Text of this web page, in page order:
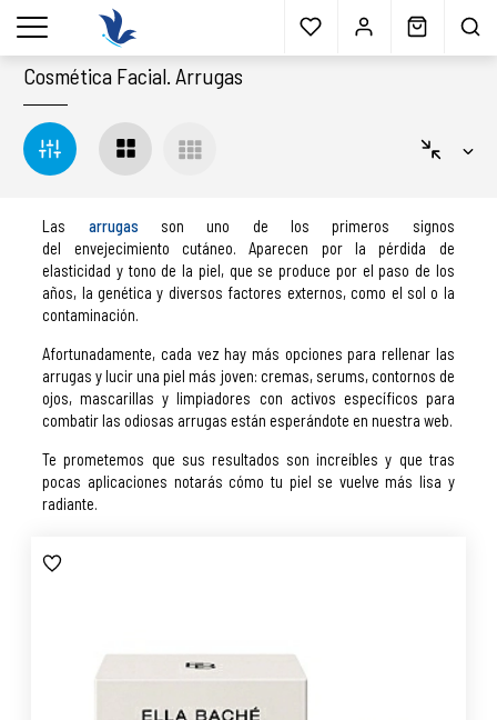
Envío gratisa partir 40€* Muestras gratis Blog
menu
Cosmética Facial. Arrugas
Las arrugas son uno de los primeros signos
del envejecimiento cutáneo. Aparecen por la pérdida de
elasticidad y tono de la piel, que se produce por el paso de los
años, la genética y diversos factores externos, como el sol o la
contaminación.
Afortunadamente, cada vez hay más opciones para rellenar las
arrugas y lucir una piel más joven: cremas, serums, contornos de
ojos, mascarillas y limpiadores con activos específicos para
combatir las odiosas arrugas están esperándote en nuestra web.
Te prometemos que sus resultados son increíbles y que tras
pocas aplicaciones notarás cómo tu piel se vuelve más lisa y
radiante.